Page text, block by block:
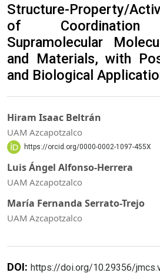
Structure-Property/
of Coordination
Supramolecular
and Materials, with
and Biological
Hiram Isaac Beltrán
UAM Azcapotzalco
https://orcid.org/0000-0002-1097-455X
Luis Ángel Alfonso-Herrera
UAM Azcapotzalco
María Fernanda Serrato-Trejo
UAM Azcapotzalco
DOI: https://doi.org/10.29356/